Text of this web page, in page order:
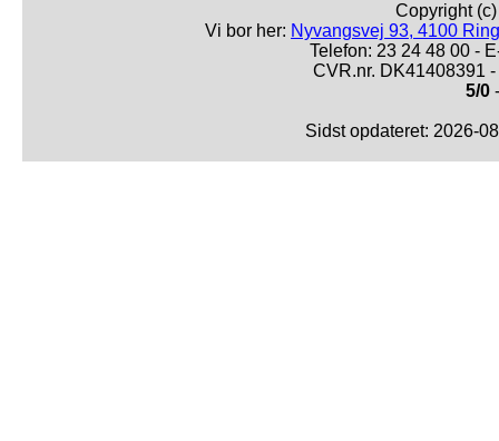
Copyright
Vi bor her: Nyvangsvej 93, 4100
Telefon: 23 24 48 00 -
CVR.nr. DK41408391
5/0
Sidst opdateret: 2026-